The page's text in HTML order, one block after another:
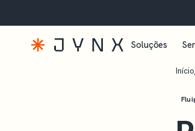
Soluções
Início